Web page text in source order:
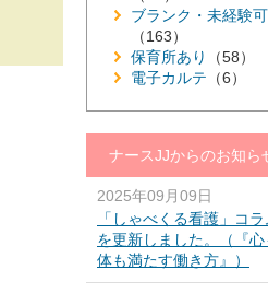
ブランク・未経験可
（163）
保育所あり
（58）
電子カルテ （6）
ナースJJからのお知ら
2025年09月09日
「しゃべくる看護」コラ
を更新しました。（『心
体も満たす働き方』）